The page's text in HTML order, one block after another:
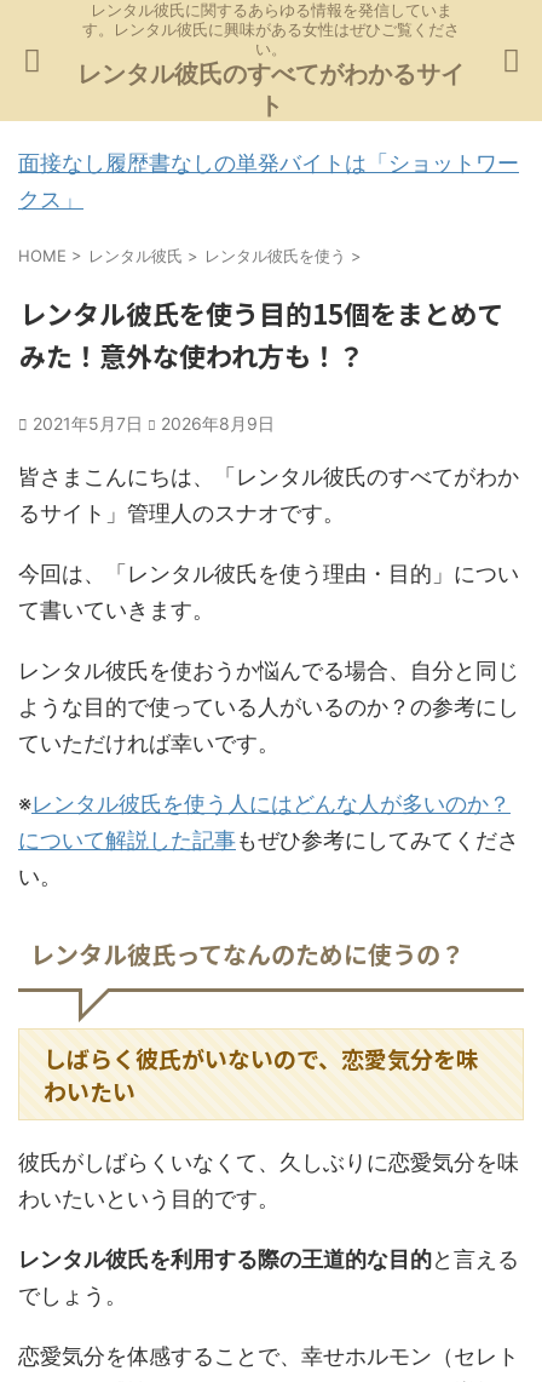
レンタル彼氏に関するあらゆる情報を発信していま
す。レンタル彼氏に興味がある女性はぜひご覧くださ
い。
レンタル彼氏のすべてがわかるサイ
ト
面接なし履歴書なしの単発バイトは「ショットワー
クス」
HOME > レンタル彼氏 > レンタル彼氏を使う >
レンタル彼氏を使う目的15個をまとめて
みた！意外な使われ方も！？
2021年5月7日 2026年8月9日
皆さまこんにちは、「レンタル彼氏のすべてがわか
るサイト」管理人のスナオです。
今回は、「レンタル彼氏を使う理由・目的」につい
て書いていきます。
レンタル彼氏を使おうか悩んでる場合、自分と同じ
ような目的で使っている人がいるのか？の参考にし
ていただければ幸いです。
※レンタル彼氏を使う人にはどんな人が多いのか？
について解説した記事もぜひ参考にしてみてくださ
い。
レンタル彼氏ってなんのために使うの？
しばらく彼氏がいないので、恋愛気分を味
わいたい
彼氏がしばらくいなくて、久しぶりに恋愛気分を味
わいたいという目的です。
レンタル彼氏を利用する際の王道的な目的と言える
でしょう。
恋愛気分を体感することで、幸せホルモン（セレト